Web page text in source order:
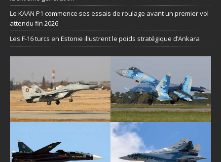
Le KAAN P1 commence ses essais de roulage avant un premier vol
attendu fin 2026
Les F-16 turcs en Estonie illustrent le poids stratégique d’Ankara